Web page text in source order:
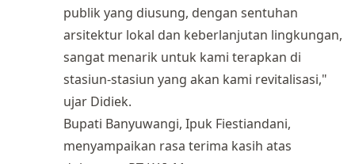
publik yang diusung, dengan sentuhan
arsitektur lokal dan keberlanjutan lingkungan,
sangat menarik untuk kami terapkan di
stasiun-stasiun yang akan kami revitalisasi,"
ujar Didiek.
Bupati Banyuwangi, Ipuk Fiestiandani,
menyampaikan rasa terima kasih atas